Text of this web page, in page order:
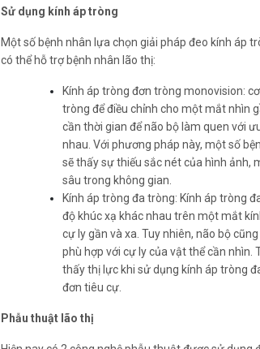
Sử dụng kính áp tròng
Một số bệnh nhân lựa chọn giải pháp đeo kính áp
có thể hỗ trợ bệnh nhân lão thị:
Kính áp tròng đơn tròng monovision:
tròng để điều chỉnh cho một mắt nhìn
cần thời gian để não bộ làm quen với
nhau. Với phương pháp này, một số
sẽ thấy sự thiếu sắc nét của hình ảnh,
sâu trong không gian.
Kính áp tròng đa tròng: Kính áp tròng
độ khúc xạ khác nhau trên một mắt
cự ly gần và xa. Tuy nhiên, não bộ
phù hợp với cự ly của vật thể cần
thấy thị lực khi sử dụng kính áp tròng
đơn tiêu cự.
Phẫu thuật lão thị